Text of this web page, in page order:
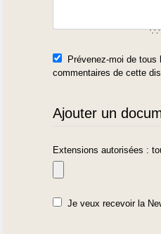
Prévenez-moi de tous
commentaires de cette
Ajouter un
Extensions autorisées :
Je veux recevoir la